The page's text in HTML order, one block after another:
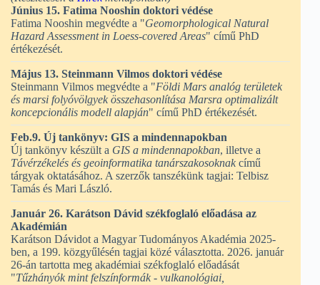
Június 15. Fatima Nooshin doktori védése
Fatima Nooshin megvédte a "Geomorphological Natural
Hazard Assessment in Loess-covered Areas" című PhD
értékezését.
Május 13. Steinmann Vilmos doktori védése
Steinmann Vilmos megvédte a "Földi Mars analóg területek
és marsi folyóvölgyek összehasonlítása Marsra optimalizált
koncepcionális modell alapján" című PhD értékezését.
Feb.9. Új tankönyv: GIS a mindennapokban
Új tankönyv készült a GIS a mindennapokban, illetve a
Távérzékelés és geoinformatika tanárszakosoknak című
tárgyak oktatásához. A szerzők tanszékünk tagjai: Telbisz
Tamás és Mari László.
Január 26. Karátson Dávid székfoglaló előadása az
Akadémián
Karátson Dávidot a Magyar Tudományos Akadémia 2025-
ben, a 199. közgyűlésén tagjai közé választotta. 2026. január
26-án tartotta meg akadémiai székfoglaló előadását
"Tűzhányók mint felszínformák - vulkanológiai,